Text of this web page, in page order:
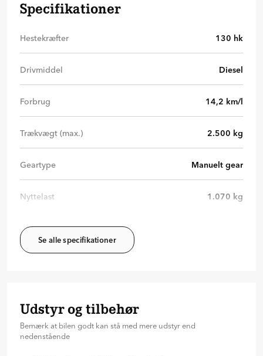
Specifikationer
Hestekræfter 130 hk
Drivmiddel Diesel
Forbrug 14,2 km/l
Trækvægt (max.) 2.500 kg
Geartype Manuelt gear
Nyttelast 1.070 kg
Se alle specifikationer
Udstyr og tilbehør
Bemærk at bilen godt kan stå med mere udstyr end
nedenstående